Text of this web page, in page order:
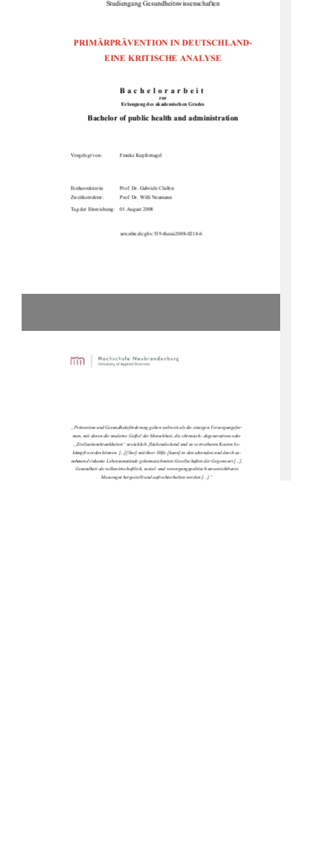
Studiengang Gesundheitswissenschaften
PRIMÄRPRÄVENTION IN DEUTSCHLAND-
EINE KRITISCHE ANALYSE
Bachelorarbeit
zur
Erlangung des akademischen Grades
Bachelor of public health and administration
Vorgelegt von: Frauke Kupfernagel
Erstkorrektorin: Prof. Dr. Gabriele Claßen
Zweitkorrektor: Prof. Dr. Willi Neumann
Tag der Einreichung:    01.August 2008
  urn:nbn:de:gbv:519-thesis2008-0214-6
„Prävention und Gesundheitsförderung gelten weltweit als die einzigen Versorgungsfor-
men, mit denen die moderne Geißel der Menschheit, die chronisch- degenerativen oder
„Zivilisationskrankheiten“ ursächlich, flächendeckend und zu vertretbaren Kosten be-
kämpft werden können. [...][Nur] mit ihrer Hilfe [kann] in den alternden und durch zu-
nehmend riskante Lebensumstände gekennzeichneten Gesellschaften der Gegenwart [...],
Gesundheit als volkswirtschaftlich, sozial- und versorgungspolitisch unverzichtbares
Massengut hergestellt und aufrechterhalten werden [...].“